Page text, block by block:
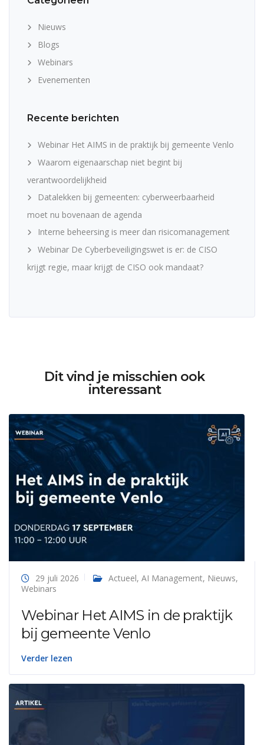
Nieuws
Blogs
Webinars
Evenementen
Recente berichten
Webinar Het AIMS in de praktijk bij gemeente Venlo
Waarom eigenaarschap niet begint bij
verantwoordelijkheid
Datalekken bij gemeenten: cyberweerbaarheid
moet nu bovenaan de agenda
Interne beheersing is meer dan risicomanagement
Webinar De Cyberbeveiligingswet is er: de CISO
krijgt regie, maar krijgt de CISO ook mandaat?
Dit vind je misschien ook
interessant
29 juli 2026 Actueel, AI Management, Nieuws,
Webinars
Webinar Het AIMS in de praktijk
bij gemeente Venlo
Verder lezen